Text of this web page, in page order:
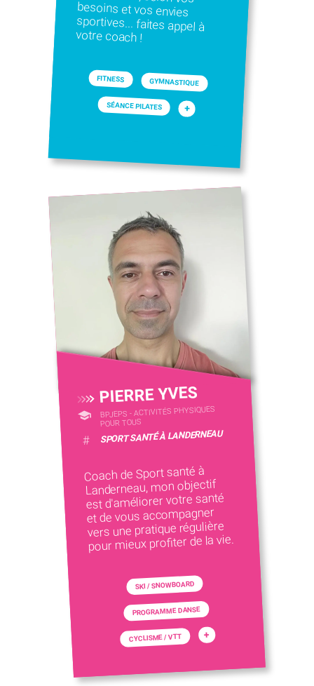
votre coach !
FITNESS GYMNASTIQUE
SÉANCE PILATES +
PIERRE YVES
BPJEPS - ACTIVITÉS PHYSIQUES
POUR TOUS
# SPORT SANTÉ À LANDERNEAU
Coach de Sport santé à
Landerneau, mon objectif
est d'améliorer votre santé
et de vous accompagner
vers une pratique régulière
pour mieux profiter de la vie.
SKI / SNOWBOARD
PROGRAMME DANSE
CYCLISME / VTT +